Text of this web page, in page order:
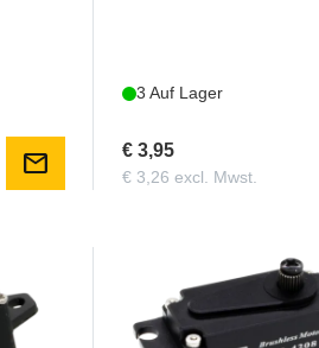
mail
3 Auf Lager
€ 3,95
€ 3,26 excl. Mwst.